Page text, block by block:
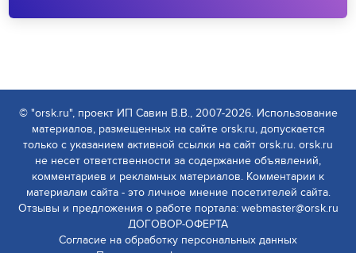
© "orsk.ru", проект ИП Савин В.В., 2007-2026. Использование
материалов, размещенных на сайте orsk.ru, допускается
только с указанием активной ссылки на сайт orsk.ru. orsk.ru
не несет ответственности за содержание объявлений,
комментариев и рекламных материалов. Комментарии к
материалам сайта - это личное мнение посетителей сайта.
Отзывы и предложения о работе портала: webmaster@orsk.ru
ДОГОВОР-ОФЕРТА
Согласие на обработку персональных данных